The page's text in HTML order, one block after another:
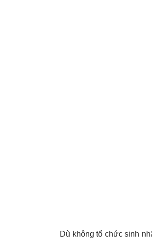
Dù không tổ chức sinh